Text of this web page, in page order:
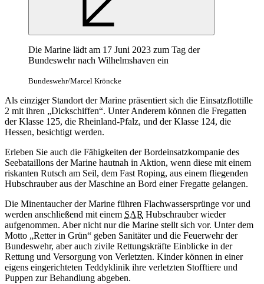
Die Marine lädt am 17 Juni 2023 zum Tag der
Bundeswehr nach Wilhelmshaven ein
Bundeswehr/Marcel Kröncke
Als einziger Standort der Marine präsentiert sich die Einsatzflottille
2 mit ihren „Dickschiffen“. Unter Anderem können die Fregatten
der Klasse 125, die Rheinland-Pfalz, und der Klasse 124, die
Hessen, besichtigt werden.
Erleben Sie auch die Fähigkeiten der Bordeinsatzkompanie des
Seebataillons der Marine hautnah in Aktion, wenn diese mit einem
riskanten Rutsch am Seil, dem Fast Roping, aus einem fliegenden
Hubschrauber aus der Maschine an Bord einer Fregatte gelangen.
Die Minentaucher der Marine führen Flachwassersprünge vor und
werden anschließend mit einem SAR Hubschrauber wieder
aufgenommen. Aber nicht nur die Marine stellt sich vor. Unter dem
Motto „Retter in Grün“ geben Sanitäter und die Feuerwehr der
Bundeswehr, aber auch zivile Rettungskräfte Einblicke in der
Rettung und Versorgung von Verletzten. Kinder können in einer
eigens eingerichteten Teddyklinik ihre verletzten Stofftiere und
Puppen zur Behandlung abgeben.